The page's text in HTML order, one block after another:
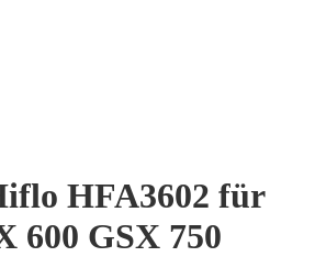
HFA3602 für
600 GSX 750